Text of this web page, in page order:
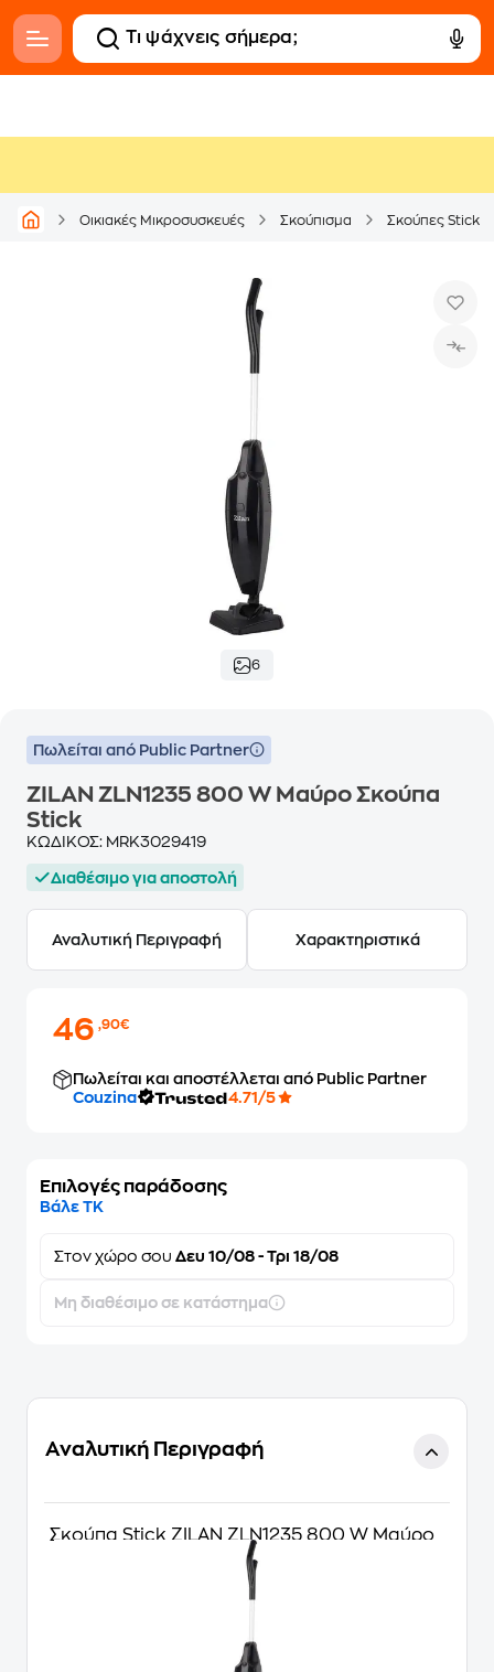
Οικιακές Μικροσυσκευές Σκούπισμα Σκούπες Stick
6
Πωλείται από Public Partner
ZILAN ZLN1235 800 W Μαύρο Σκούπα
Stick
ΚΩΔΙΚΟΣ: MRK3029419
Διαθέσιμο για αποστολή
Αναλυτική Περιγραφή Χαρακτηριστικά
46,90€
Πωλείται και αποστέλλεται από Public Partner
Couzina
4.71/5
Επιλογές παράδοσης
Βάλε ΤΚ
Στον χώρο σου Δευ 10/08 - Τρι 18/08
Μη διαθέσιμο σε κατάστημα
Αναλυτική Περιγραφή
Σκούπα Stick ZILAN ZLN1235 800 W Μαύρο